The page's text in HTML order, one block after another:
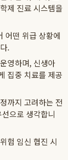
제 진료 시스템을
어떤 위급 상황에
.
영하며, 신생아
집중 치료를 제공
까지 고려하는 전
으로 생각합니
험 임신 협진 시